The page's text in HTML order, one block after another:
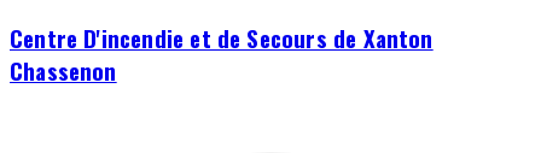
Centre D'incendie et de Secours de Xanton
Chassenon